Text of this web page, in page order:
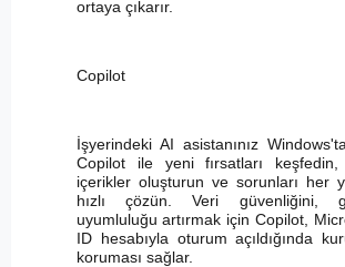
ortaya çıkarır.
Copilot
İşyerindeki AI asistanınız
Copilot ile yeni fırsatları
içerikler oluşturun ve sorunları her
hızlı çözün. Veri güvenliğini,
uyumluluğu artırmak için Copilot,
ID hesabıyla oturum açıldığında
koruması sağlar.